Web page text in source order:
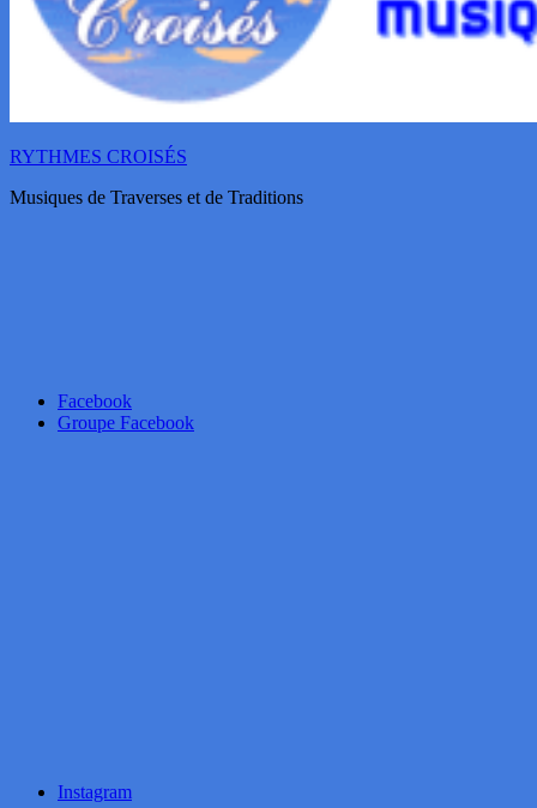
RYTHMES CROISÉS
Musiques de Traverses et de Traditions
Facebook
Groupe Facebook
Instagram